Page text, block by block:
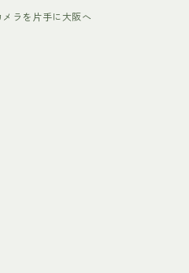
ラを片手に大阪へ